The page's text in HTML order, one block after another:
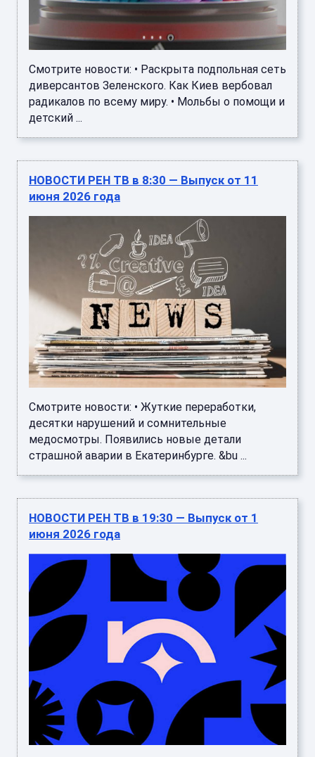
Смотрите новости: • Раскрыта подпольная сеть
диверсантов Зеленского. Как Киев вербовал
радикалов по всему миру. • Мольбы о помощи и
детский ...
НОВОСТИ РЕН ТВ в 8:30 — Выпуск от 11
июня 2026 года
Смотрите новости: • Жуткие переработки,
десятки нарушений и сомнительные
медосмотры. Появились новые детали
страшной аварии в Екатеринбурге. &bu ...
НОВОСТИ РЕН ТВ в 19:30 — Выпуск от 1
июня 2026 года